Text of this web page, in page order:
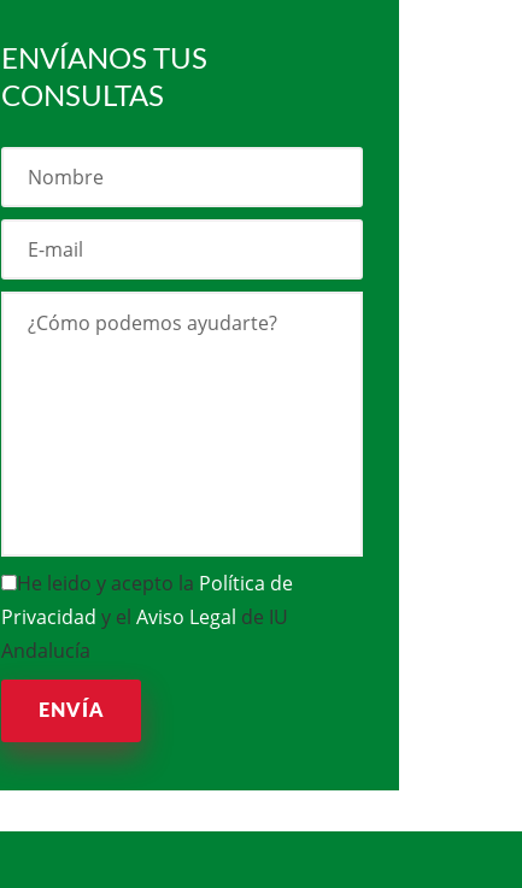
ENVÍANOS TUS
CONSULTAS
He leido y acepto la Política de
Privacidad y el Aviso Legal de IU
Andalucía
ENVÍA